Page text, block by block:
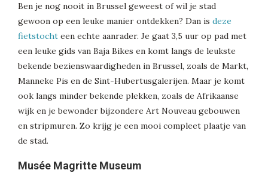
Ben je nog nooit in Brussel geweest of wil je stad
gewoon op een leuke manier ontdekken? Dan is deze
fietstocht een echte aanrader. Je gaat 3,5 uur op pad met
een leuke gids van Baja Bikes en komt langs de leukste
bekende bezienswaardigheden in Brussel, zoals de Markt,
Manneke Pis en de Sint-Hubertusgalerijen. Maar je komt
ook langs minder bekende plekken, zoals de Afrikaanse
wijk en je bewonder bijzondere Art Nouveau gebouwen
en stripmuren. Zo krijg je een mooi compleet plaatje van
de stad.
Musée Magritte Museum